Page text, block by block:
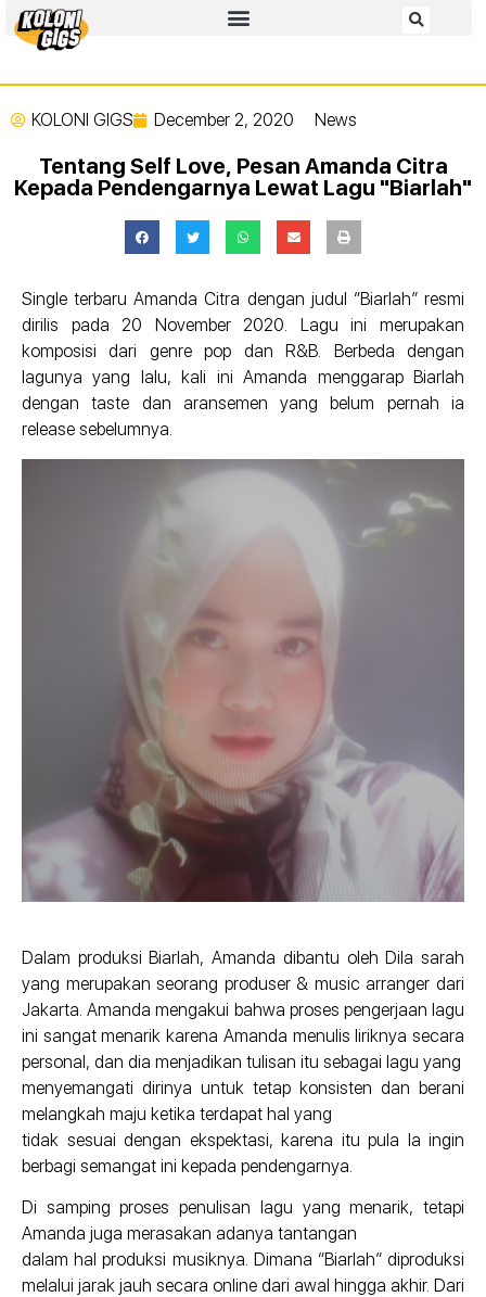
KOLONI GIGS December 2, 2020 News
Tentang Self Love, Pesan Amanda Citra
Kepada Pendengarnya Lewat Lagu "Biarlah"
Single terbaru Amanda Citra dengan judul “Biarlah” resmi
dirilis pada 20 November 2020. Lagu ini merupakan
komposisi dari genre pop dan R&B. Berbeda dengan
lagunya yang lalu, kali ini Amanda menggarap Biarlah
dengan taste dan aransemen yang belum pernah ia
release sebelumnya.
Dalam produksi Biarlah, Amanda dibantu oleh Dila sarah
yang merupakan seorang produser & music arranger dari
Jakarta. Amanda mengakui bahwa proses pengerjaan lagu
ini sangat menarik karena Amanda menulis liriknya secara
personal, dan dia menjadikan tulisan itu sebagai lagu yang
menyemangati dirinya untuk tetap konsisten dan berani
melangkah maju ketika terdapat hal yang
tidak sesuai dengan ekspektasi, karena itu pula Ia ingin
berbagi semangat ini kepada pendengarnya.
Di samping proses penulisan lagu yang menarik, tetapi
Amanda juga merasakan adanya tantangan
dalam hal produksi musiknya. Dimana “Biarlah” diproduksi
melalui jarak jauh secara online dari awal hingga akhir. Dari